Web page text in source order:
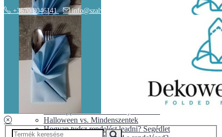
Hírek
ÁSZF
Adatvédelem
BLOG
Halloween vs. Mindenszentek
Hogyan tudsz rendelést leadni? Segédlet
+3670/8046141 info@szalvetadeko.hu